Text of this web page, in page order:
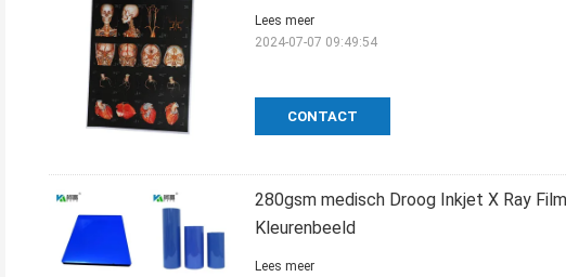
CONTACT
Lees meer
2024-07-07 09:49:54
280gsm medisch Droog Inkjet X Ray
Kleurenbeeld
Lees meer